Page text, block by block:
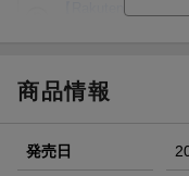
が当たる！
楽天モバイル紹介キ
商品情報
発売日